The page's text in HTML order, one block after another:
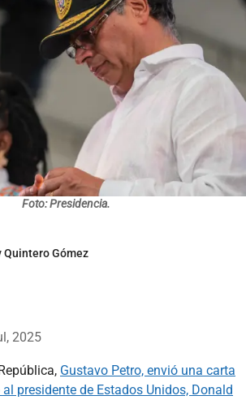
Foto: Presidencia.
Quintero Gómez
2025
Gustavo Petro, envió una carta
presidente de Estados Unidos, Donald